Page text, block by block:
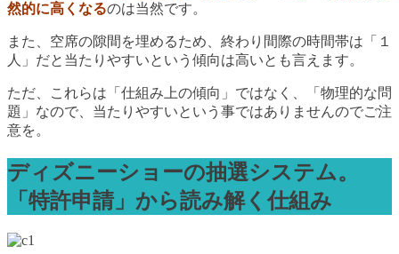
然的に高くなるのは当然です。
また、空席の隙間を埋めるため、終わり間際の時間帯は「１
人」だと当たりやすいという傾向は高いとも言えます。
ただ、これらは「仕組み上の傾向」ではなく、「物理的な問
題」なので、当たりやすいという事ではありませんのでご注
意を。
ディズニーショーの抽選システム。
「特許申請」から読み解く仕組み